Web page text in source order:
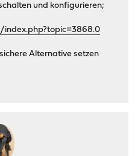
und konfigurieren;
Alternative setzen